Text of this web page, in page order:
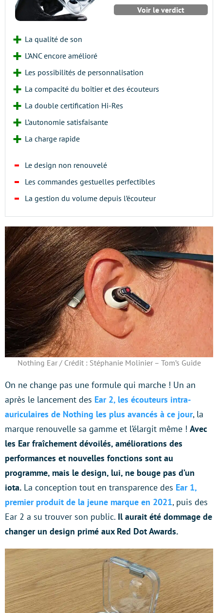
Voir le verdict
La qualité de son
L’ANC encore amélioré
Les possibilités de personnalisation
La compacité du boîtier et des écouteurs
La double certification Hi-Res
L’autonomie satisfaisante
La charge rapide
Le design non renouvelé
Les commandes gestuelles perfectibles
La gestion du volume depuis l’écouteur
Nothing Ear / Crédit : Stéphanie Molinier – Tom’s Guide
On ne change pas une formule qui marche ! Un an
après le lancement des Ear 2, les écouteurs intra-
auriculaires de Nothing les plus avancés à ce jour, la
marque renouvelle sa gamme et l’élargit même ! Avec
les Ear fraîchement dévoilés, améliorations des
performances et nouvelles fonctions sont au
programme, mais le design, lui, ne bouge pas d’un
iota. La conception tout en transparence des Ear 1,
premier produit de la jeune marque en 2021, puis des
Ear 2 a su trouver son public. Il aurait été dommage de
changer un design primé aux Red Dot Awards.